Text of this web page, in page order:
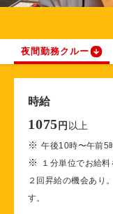
夜間勤務クルー
時給
1075 円 以上
※午後10時〜午前5
※
１分単位でお給
２回昇給の機会あり
す。